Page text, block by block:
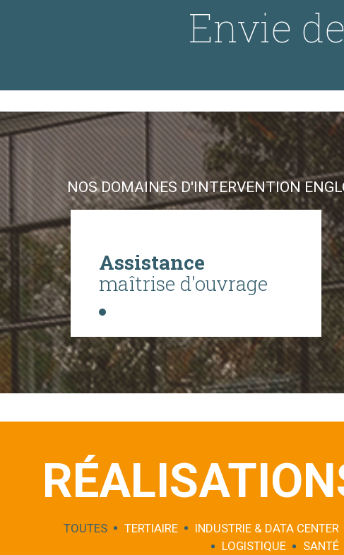
Envie
NOS DOMAINES D'INTERVENTION
Assistance
maîtrise d'ouvrage
TOUTES TERTIAIRE
INDUSTRIE & DATA CENTER
LOGISTIQUE
SANTÉ